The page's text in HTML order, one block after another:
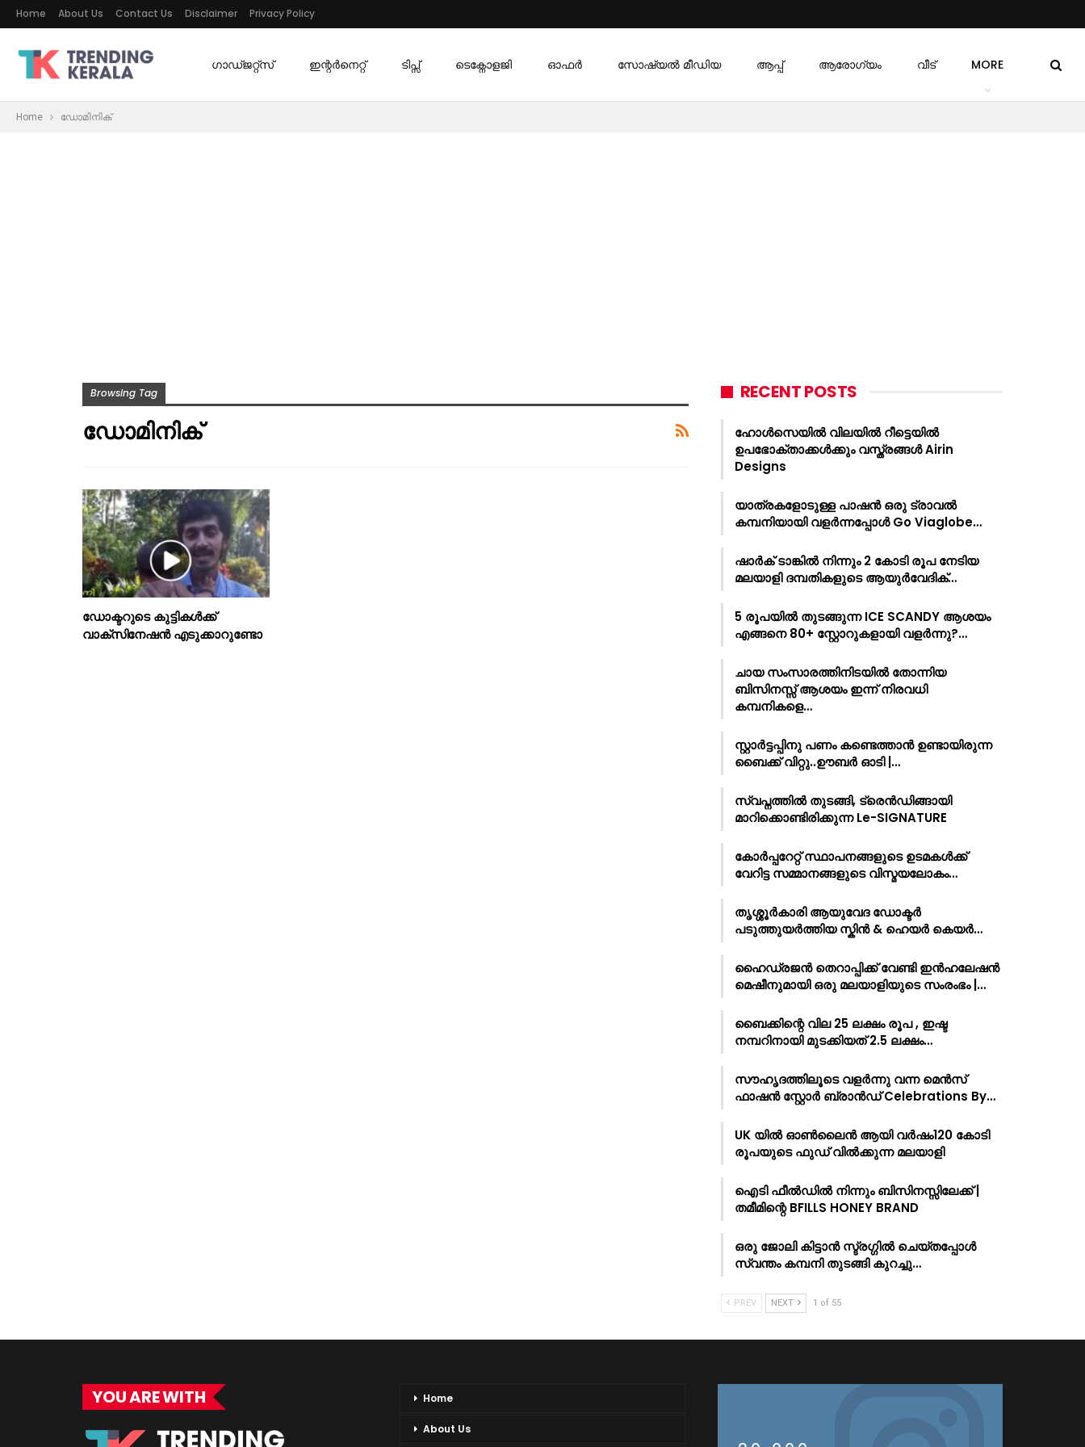
Home About Us Contact Us Disclaimer Privacy Policy
ഗാഡ്ജറ്റ്സ് ഇന്റര്‍നെറ്റ് ടിപ്സ് ടെക്നോളജി ഓഫര്‍ സോഷ്യൽ മീഡിയ ആപ്പ് ആരോഗ്യം വീട് MORE
Home ഡോമിനിക്
Browsing Tag
ഡോമിനിക്
ഡോക്ടറുടെ കുട്ടികള്‍ക്ക്
വാക്സിനേഷന്‍ എടുക്കാറുണ്ടോ
RECENT POSTS
ഹോൾസെയിൽ വിലയിൽ റീട്ടെയിൽ
ഉപഭോക്താക്കൾക്കും വസ്ത്രങ്ങൾ Airin
Designs
യാത്രകളോടുള്ള പാഷൻ ഒരു ട്രാവൽ
കമ്പനിയായി വളർന്നപ്പോൾ Go Viaglobe…
ഷാർക്‌ ടാങ്കിൽ നിന്നും 2 കോടി രൂപ നേടിയ
മലയാളി ദമ്പതികളുടെ ആയുർവേദിക്…
5 രൂപയിൽ തുടങ്ങുന്ന ICE SCANDY ആശയം
എങ്ങനെ 80+ സ്റ്റോറുകളായി വളർന്നു?…
ചായ സംസാരത്തിനിടയിൽ തോന്നിയ
ബിസിനസ്സ് ആശയം ഇന്ന് നിരവധി
കമ്പനികളെ…
സ്റ്റാർട്ടപ്പിനു പണം കണ്ടെത്താൻ ഉണ്ടായിരുന്ന
ബൈക്ക് വിറ്റു..ഊബർ ഓടി |…
സ്വപ്നത്തിൽ തുടങ്ങി, ട്രെൻഡിങ്ങായി
മാറിക്കൊണ്ടിരിക്കുന്ന Le-SIGNATURE
കോർപ്പറേറ്റ് സ്ഥാപനങ്ങളുടെ ഉടമകൾക്ക്
വേറിട്ട സമ്മാനങ്ങളുടെ വിസ്മയലോകം…
തൃശ്ശൂർകാരി ആയുവേദ ഡോക്ടർ
പടുത്തുയർത്തിയ സ്കിൻ & ഹെയർ കെയർ…
ഹൈഡ്രജൻ തെറാപ്പിക്ക് വേണ്ടി ഇൻഹലേഷൻ
മെഷീനുമായി ഒരു മലയാളിയുടെ സംരംഭം |…
ബൈക്കിന്റെ വില 25 ലക്ഷം രൂപ , ഇഷ്ട
നമ്പറിനായി മുടക്കിയത് 2.5 ലക്ഷം…
സൗഹൃദത്തിലൂടെ വളർന്നു വന്ന മെൻസ്
ഫാഷൻ സ്റ്റോർ ബ്രാൻഡ് Celebrations By…
UK യിൽ ഓൺലൈൻ ആയി വർഷം120 കോടി
രൂപയുടെ ഫുഡ് വിൽക്കുന്ന മലയാളി
ഐടി ഫീൽഡിൽ നിന്നും ബിസിനസ്സിലേക്ക് |
തമീമിന്റെ BFILLS HONEY BRAND
ഒരു ജോലി കിട്ടാൻ സ്ട്രഗ്ഗിൽ ചെയ്തപ്പോൾ
സ്വന്തം കമ്പനി തുടങ്ങി കുറച്ചു…
PREV NEXT 1 of 55
YOU ARE WITH Home
About Us